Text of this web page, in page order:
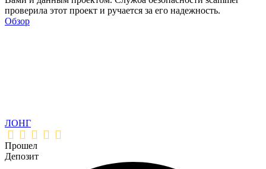
проверила этот проект и ручается за его надежность.
Обзор
ЛОНГ
Прошел
Депозит